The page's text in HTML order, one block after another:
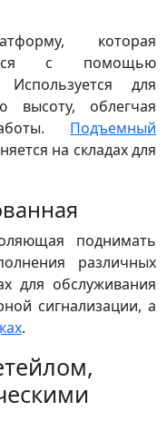
которая
с помощью
Используется для
высоту, облегчая
Подъемный
на складах для
поднимать
различных
для обслуживания
сигнализации, а
.